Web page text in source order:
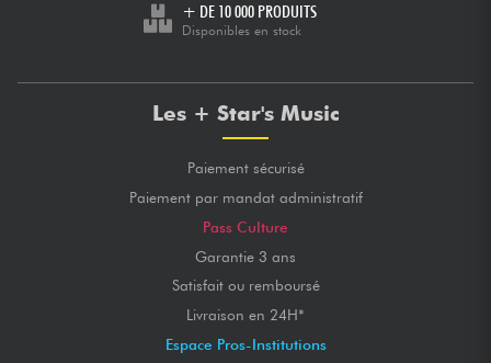
+ DE 10 000 PRODUITS
Disponibles en stock
Les + Star's Music
Paiement sécurisé
Paiement par mandat administratif
Pass Culture
Garantie 3 ans
Satisfait ou remboursé
Livraison en 24H*
Espace Pros-Institutions